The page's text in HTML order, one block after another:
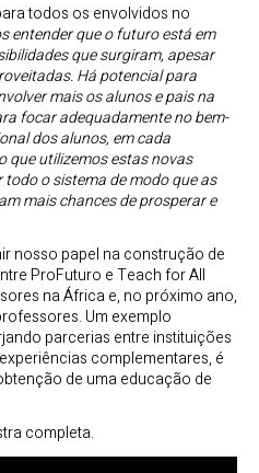
todos os envolvidos no
entender que o futuro está em
que surgiram, apesar
Há potencialpara
mais os alunos e pais na
focar adequadamente no bem-
dos alunos, em cada
que utilizemos estas novas
o sistema de modo que as
mais chances de prosperar e
nosso papel na construção de
ProFuturo e Teach for All
na África e, no próximo ano,
Um exemplo
parcerias entre instituições
complementares, é
de uma educação de
completa.